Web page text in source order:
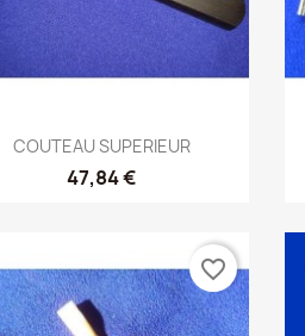
 Aperçu rapide
COUTEAU SUPERIEUR
47,84 €
favorite_border